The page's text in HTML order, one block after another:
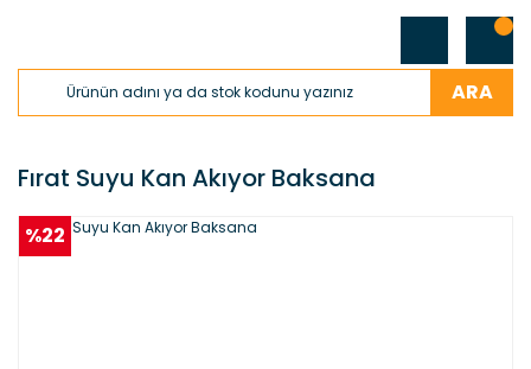
ARA
Fırat Suyu Kan Akıyor Baksana
%22